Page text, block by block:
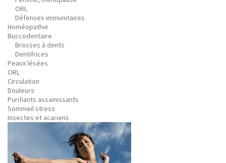
ORL
Défenses immunitaires
Homéopathie
Buccodentaire
Brosses à dents
Dentifrices
Peaux lésées
ORL
Circulation
Douleurs
Purifiants assainissants
Sommeil stress
Insectes et acariens